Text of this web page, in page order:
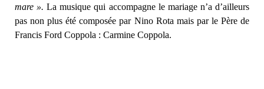
mare ».La musique qui accompagne le mariage n’a d’ailleurs
pas non plus été composée par Nino Rota mais par le Père de
Francis Ford Coppola : Carmine Coppola.